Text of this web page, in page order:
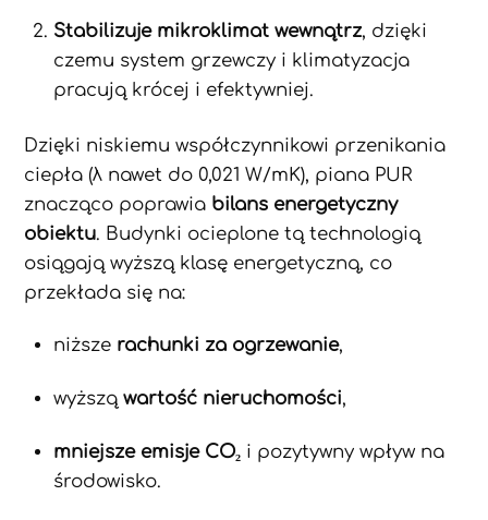
Stabilizuje mikroklimat wewnątrz, dzięki
czemu system grzewczy i klimatyzacja
pracują krócej i efektywniej.
Dzięki niskiemu współczynnikowi przenikania
ciepła (λ nawet do 0,021 W/mK), piana PUR
znacząco poprawia bilans energetyczny
obiektu. Budynki ocieplone tą technologią
osiągają wyższą klasę energetyczną, co
przekłada się na:
niższe rachunki za ogrzewanie,
wyższąwartość nieruchomości,
mniejsze emisje CO₂ i pozytywny wpływ na
środowisko.